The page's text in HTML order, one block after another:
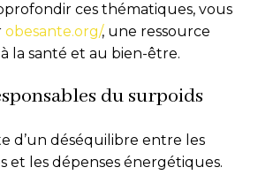
ces thématiques, vous
obesante.org/, une ressource
la santé et au bien-être.
du surpoids
d’un déséquilibre entre les
et les dépenses énergétiques.